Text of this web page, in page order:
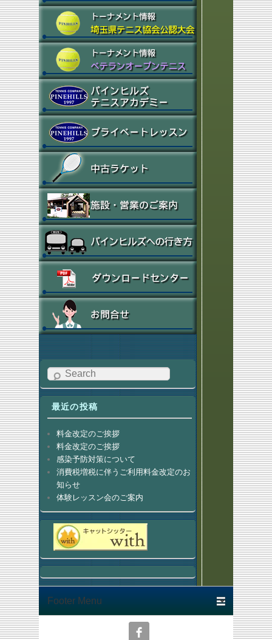
Search
最近の投稿
料金改定のご挨拶
料金改定のご挨拶
感染予防対策について
消費税増税に伴うご利用料金改定のお
知らせ
体験レッスン会のご案内